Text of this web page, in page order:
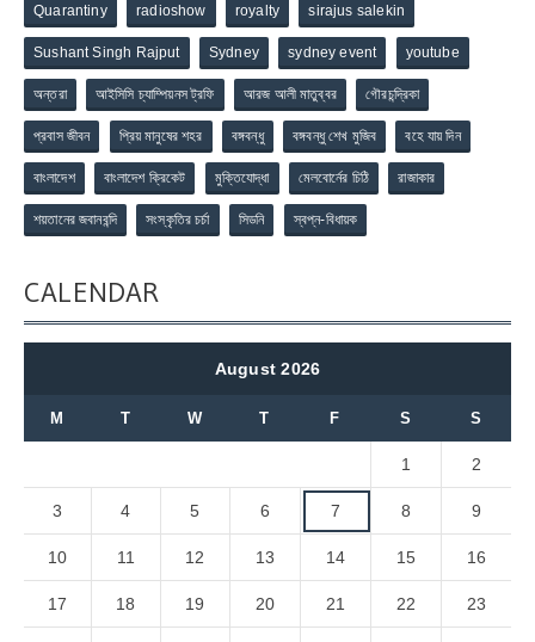
Quarantiny radioshow royalty sirajus salekin
Sushant Singh Rajput Sydney sydney event youtube
অন্তরা আইসিসি চ্যাম্পিয়নস ট্রফি আরজ আলী মাতুব্বর গৌরচন্দ্রিকা
প্রবাস জীবন প্রিয় মানুষের শহর বঙ্গবন্ধু বঙ্গবন্ধু শেখ মুজিব বহে যায় দিন
বাংলাদেশ বাংলাদেশ ক্রিকেট মুক্তিযোদ্ধা মেলবোর্নের চিঠি রাজাকার
শয়তানের জবানবন্দি সংস্কৃতির চর্চা সিডনি স্বপ্ন-বিধায়ক
CALENDAR
August 2026
M T W T F S S
1 2
3 4 5 6 7 8 9
10 11 12 13 14 15 16
17 18 19 20 21 22 23